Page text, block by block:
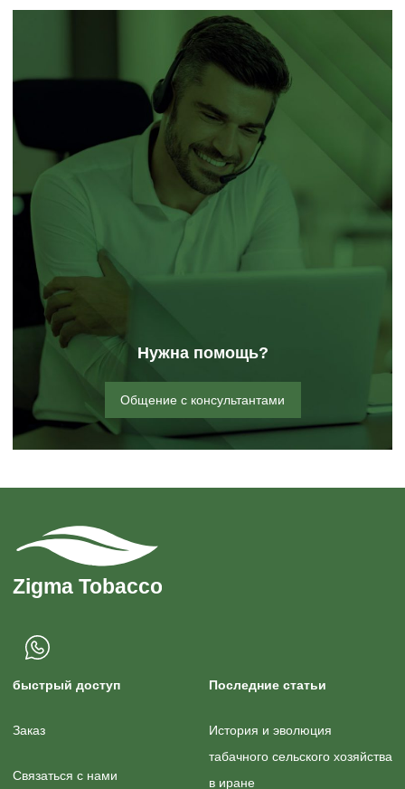
Нужна помощь?
Общение с консультантами
быстрый доступ
Заказ
Связаться с нами
Последние статьи
История и эволюция
табачного сельского хозяйства
в иране